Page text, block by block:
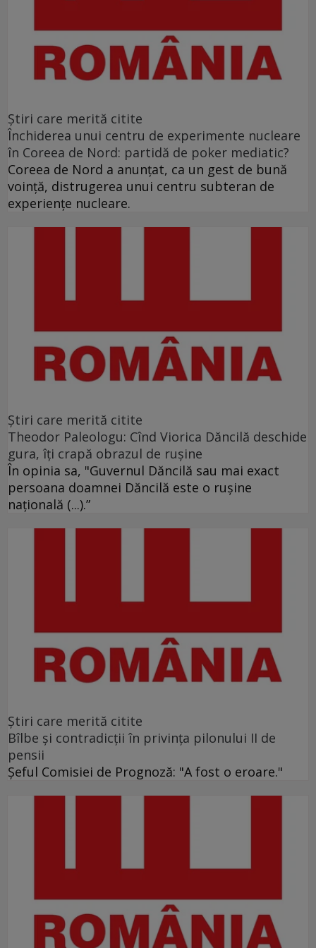
Ştiri care merită citite
Închiderea unui centru de experimente nucleare
în Coreea de Nord: partidă de poker mediatic?
Coreea de Nord a anunţat, ca un gest de bună
voinţă, distrugerea unui centru subteran de
experienţe nucleare.
Ştiri care merită citite
Theodor Paleologu: Cînd Viorica Dăncilă deschide
gura, îţi crapă obrazul de ruşine
În opinia sa, "Guvernul Dăncilă sau mai exact
persoana doamnei Dăncilă este o ruşine
naţională (...).”
Ştiri care merită citite
Bîlbe și contradicții în privința pilonului II de
pensii
Șeful Comisiei de Prognoză: "A fost o eroare."